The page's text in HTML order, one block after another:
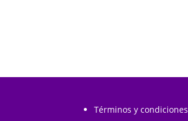
Términos y condiciones